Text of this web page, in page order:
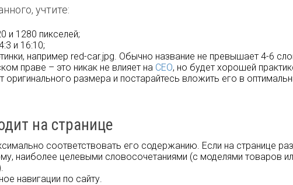
учтите:
и 1280 пикселей;
и 16:10;
например red-car.jpg. Обычно название не превышает 4-6
праве – это никак не влияет на СЕО, но будет хорошей
размера и постарайтесь вложить его в
на странице
соответствовать его содержанию. Если на странице
наиболее целевыми словосочетаниями (с моделями товаров
навигации по сайту.